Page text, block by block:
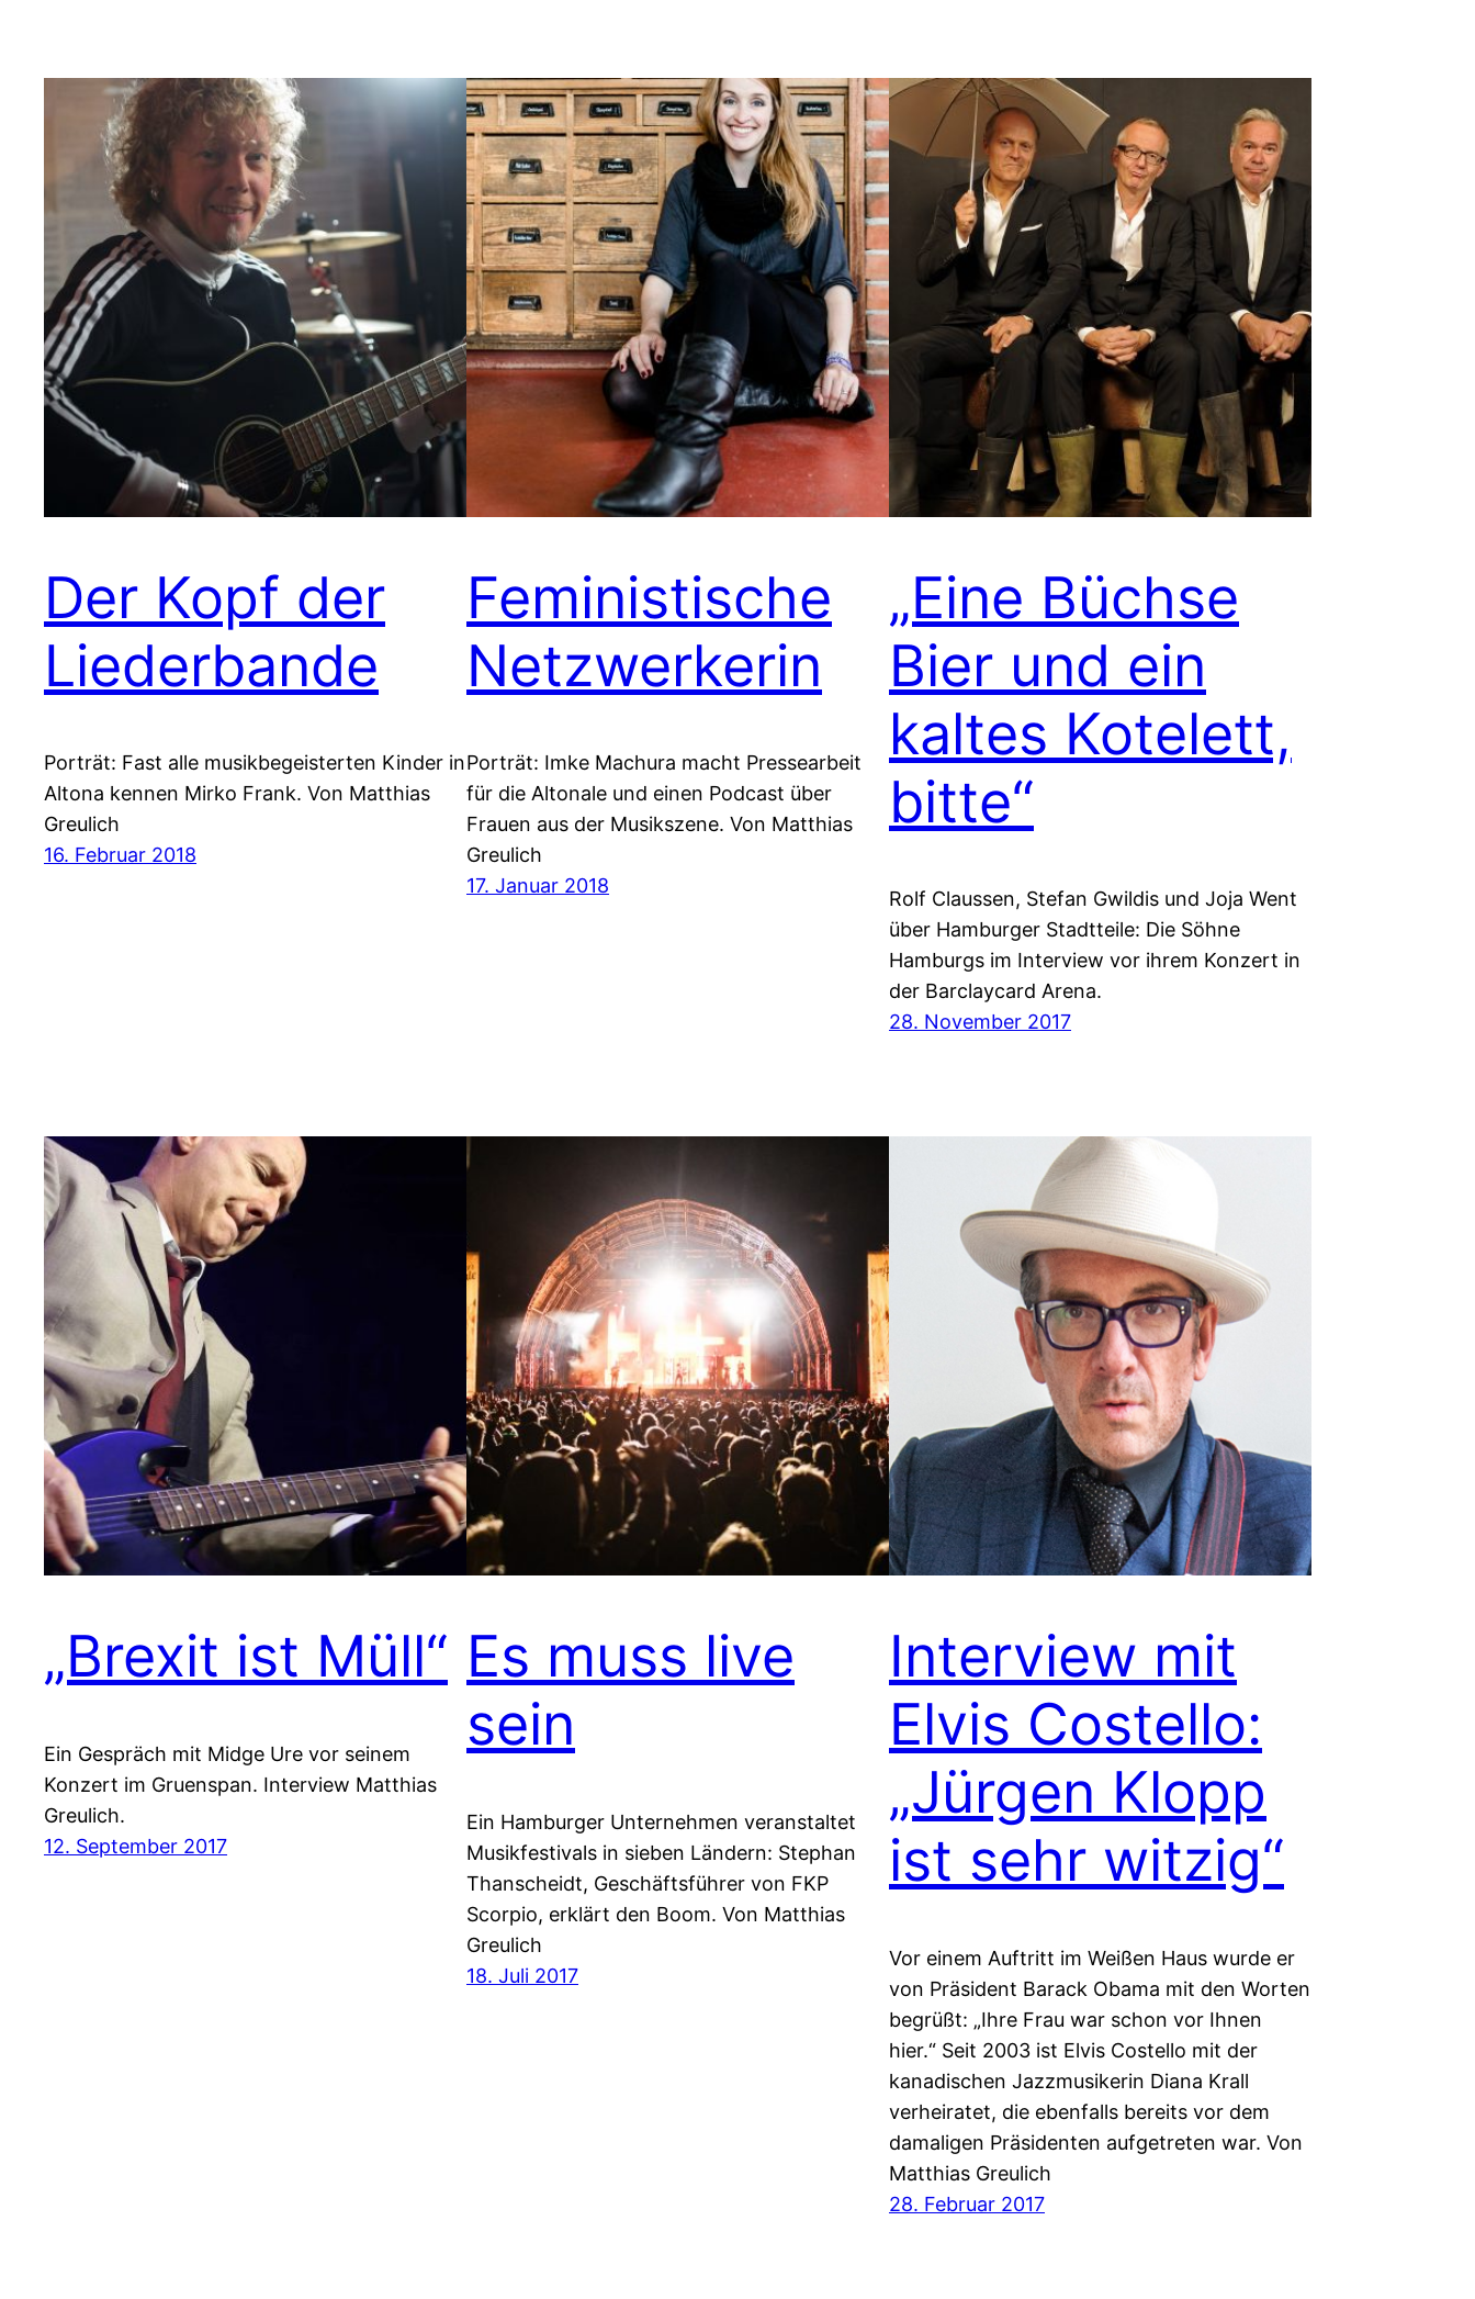
Der Kopf der
Liederbande
Porträt: Fast alle musikbegeisterten Kinder in
Altona kennen Mirko Frank. Von Matthias
Greulich
16. Februar 2018
Feministische
Netzwerkerin
Porträt: Imke Machura macht Pressearbeit
für die Altonale und einen Podcast über
Frauen aus der Musikszene. Von Matthias
Greulich
17. Januar 2018
„Eine Büchse
Bier und ein
kaltes Kotelett,
bitte“
Rolf Claussen, Stefan Gwildis und Joja Went
über Hamburger Stadtteile: Die Söhne
Hamburgs im Interview vor ihrem Konzert in
der Barclaycard Arena.
28. November 2017
„Brexit ist Müll“
Ein Gespräch mit Midge Ure vor seinem
Konzert im Gruenspan. Interview Matthias
Greulich.
12. September 2017
Es muss live
sein
Ein Hamburger Unternehmen veranstaltet
Musikfestivals in sieben Ländern: Stephan
Thanscheidt, Geschäftsführer von FKP
Scorpio, erklärt den Boom. Von Matthias
Greulich
18. Juli 2017
Interview mit
Elvis Costello:
„Jürgen Klopp
ist sehr witzig“
Vor einem Auftritt im Weißen Haus wurde er
von Präsident Barack Obama mit den Worten
begrüßt: „Ihre Frau war schon vor Ihnen
hier.“ Seit 2003 ist Elvis Costello mit der
kanadischen Jazzmusikerin Diana Krall
verheiratet, die ebenfalls bereits vor dem
damaligen Präsidenten aufgetreten war. Von
Matthias Greulich
28. Februar 2017